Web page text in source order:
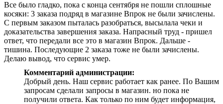
Все было гладко, пока с конца сентября не пошли сплошные
косяки: 3 заказа подряд в магазине Впрок не были зачислены.
С первым заказом пыталась разобраться, высылала чеки и
доказательства завершения заказа. Напрасный труд - пришел
ответ, что передали все это в магазин Впрок. Дальше -
тишина. Последующие 2 заказа тоже не были зачислены.
Делаю вывод, что сервис умер.
Комментарий администрации:
Добрый день. Наш сервис работает как ранее. По Вашим
запросам сделали запросы в магазин. но пока не
получили ответа. Как только по ним будет информация,